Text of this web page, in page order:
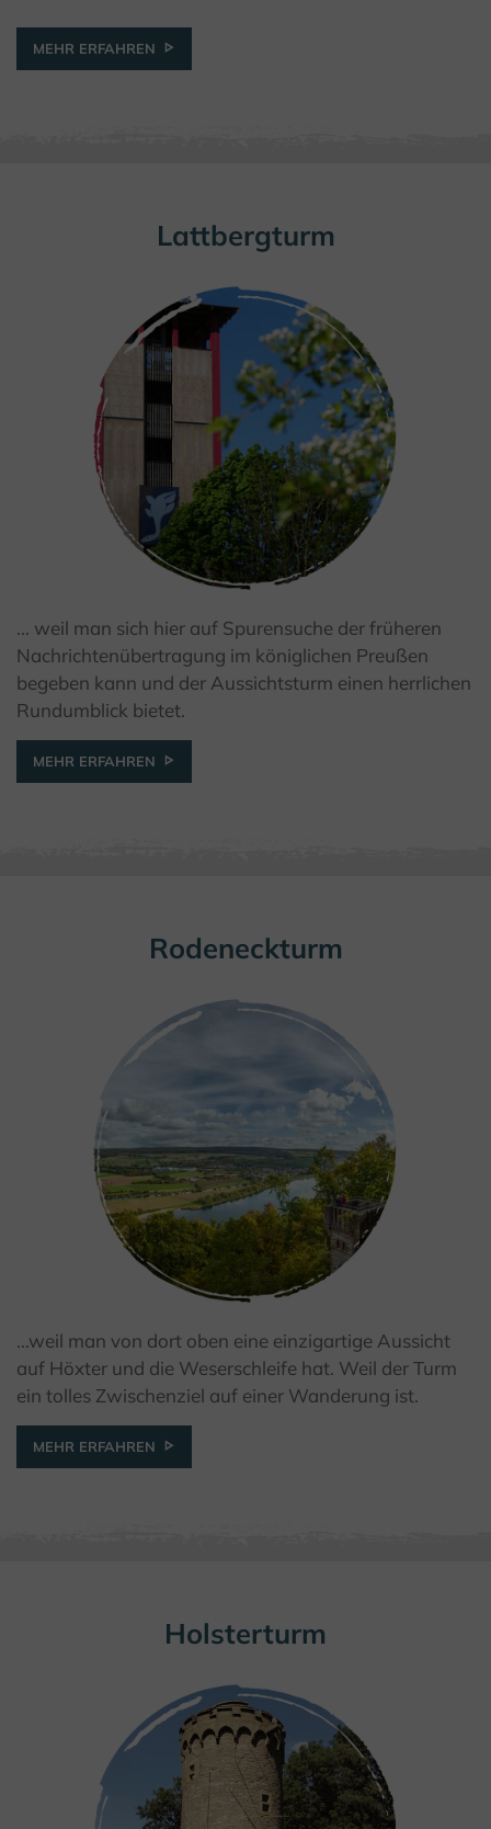
MEHR ERFAHREN
Lattbergturm
© K. Krajewski, Kulturland Kreis Höxter
... weil man sich hier auf Spurensuche der früheren
Nachrichtenübertragung im königlichen Preußen
begeben kann und der Aussichtsturm einen herrlichen
Rundumblick bietet.
MEHR ERFAHREN
Rodeneckturm
© Teutoburger Wald Tourismus / D. Ketz
...weil man von dort oben eine einzigartige Aussicht
auf Höxter und die Weserschleife hat. Weil der Turm
ein tolles Zwischenziel auf einer Wanderung ist.
MEHR ERFAHREN
Holsterturm